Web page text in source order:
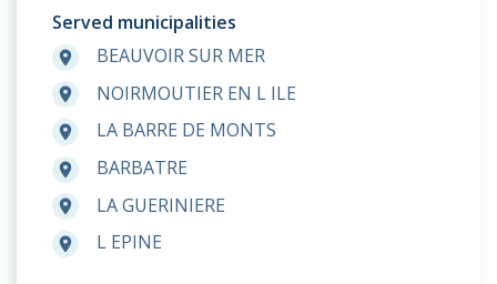
Served municipalities
room BEAUVOIR SUR MER
room NOIRMOUTIER EN L ILE
room LA BARRE DE MONTS
room BARBATRE
room LA GUERINIERE
room L EPINE